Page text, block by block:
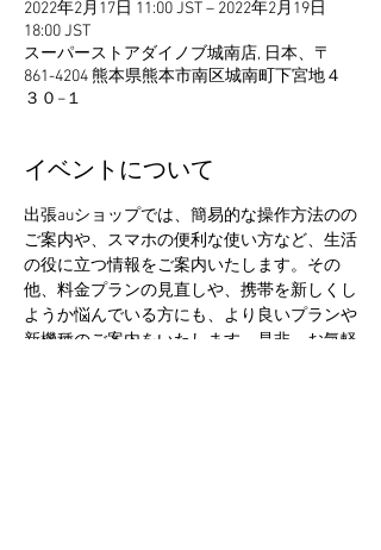
2022年2月17日 11:00 JST – 2022年2月19日
18:00 JST
スーパーストアダイノブ城南店, 日本、〒
861-4204 熊本県熊本市南区城南町下宮地４
３０−１
イベントについて
出張auショップでは、簡易的な操作方法のの
ご案内や、スマホの便利な使い方など、生活
の役に立つ情報をご案内いたします。その
他、料金プランの見直しや、携帯を新しくし
ようか悩んでいる方にも、より良いプランや
新機種のご案内をいたします。是非、お気軽